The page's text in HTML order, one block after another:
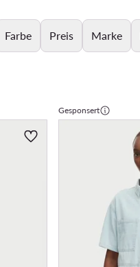
Farbe Preis Marke
Gesponsert